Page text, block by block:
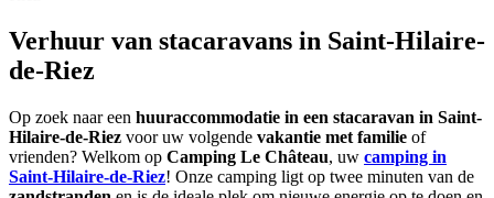
Verhuur van stacaravans in Saint-Hilaire-
de-Riez
Op zoek naar een huuraccommodatie in een stacaravan in Saint-
Hilaire-de-Riez voor uw volgende vakantie met familie of
vrienden? Welkom op Camping Le Château, uw camping in
Saint-Hilaire-de-Riez! Onze camping ligt op twee minuten van de